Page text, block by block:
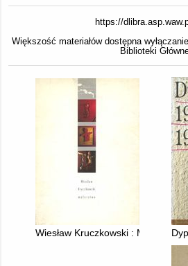
https://
Większość materiałów dostępna
Biblioteki
Wiesław Kruczkowski : Malarstwo